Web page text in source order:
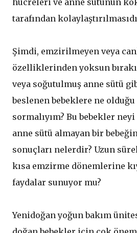
tarafından
Şimdi, emzirilmeyen veya
özelliklerinden yoksun
veya soğutulmuş anne sütü
beslenen bebeklere ne
sormalıyım? Bu bebekler neyi
anne sütü almayan bir
sonuçları nelerdir? Uzun
kısa emzirme dönemlerine
faydalar sunuyor mu?
Yenidoğan yoğun bakım